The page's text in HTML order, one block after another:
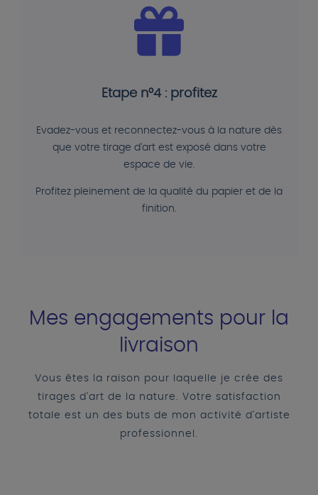
Etape n°4 : profitez
Evadez-vous et reconnectez-vous à la nature dès
que votre tirage d'art est exposé dans votre
espace de vie.
Profitez pleinement de la qualité du papier et de la
finition.
Mes engagements pour la
livraison
Vous êtes la raison pour laquelle je crée des
tirages d'art de la nature. Votre satisfaction
totale est un des buts de mon activité d'artiste
professionnel.